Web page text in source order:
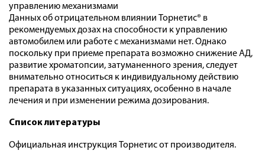
управлению механизмами
Данных об отрицательном влиянии Торнетис® в
рекомендуемых дозах на способности к управлению
автомобилем или работе с механизмами нет. Однако
поскольку при приеме препарата возможно снижение АД,
развитие хроматопсии, затуманенного зрения, следует
внимательно относиться к индивидуальному действию
препарата в указанных ситуациях, особенно в начале
лечения и при изменении режима дозирования.
Список литературы
Официальная инструкция Торнетис от производителя.